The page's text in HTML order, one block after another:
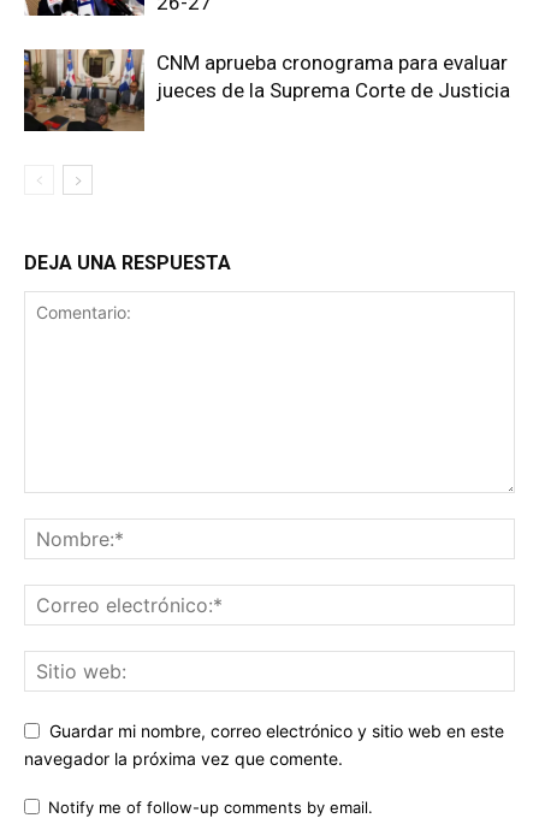
CNM aprueba cronograma para evaluar
jueces de la Suprema Corte de Justicia
DEJA UNA RESPUESTA
Guardar mi nombre, correo electrónico y sitio web en este
navegador la próxima vez que comente.
Notify me of follow-up comments by email.